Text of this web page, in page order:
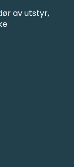
av utstyr,